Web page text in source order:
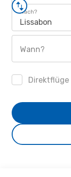
Nach?
Lissabon
Wann?
Direktflüge